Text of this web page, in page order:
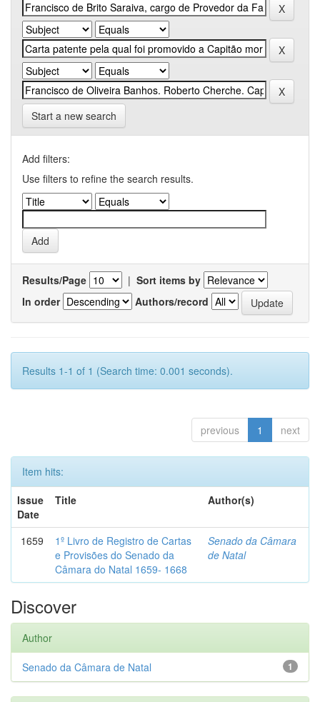
Start a new search
Add filters:
Use filters to refine the search results.
Results/Page | Sort items by
In order
Authors/record
Results 1-1 of 1 (Search time: 0.001 seconds).
previous 1 next
Item hits:
Issue
Date
Title Author(s)
1659
1º Livro de Registro de Cartas
e Provisões do Senado da
Câmara do Natal 1659- 1668
Senado da Câmara
de Natal
Discover
Author
1
Senado da Câmara de Natal